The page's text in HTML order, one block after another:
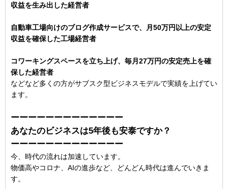
収益を生み出した経営者
自動車工場向けのブログ作成サービスで、月50万円以上の安定
収益を確保した工場経営者
コワーキングスペースを立ち上げ、毎月27万円の安定売上を確
保した経営者
などなど多くの方がサブスク型ビジネスモデルで実績を上げてい
ます。
ーーーーーーーーーーーーー
あなたのビジネスは5年後も安泰ですか？
ーーーーーーーーーーーーー
今、時代の流れは加速しています。
物価高やコロナ、AIの進歩など、どんどん時代は進んでいきま
す。